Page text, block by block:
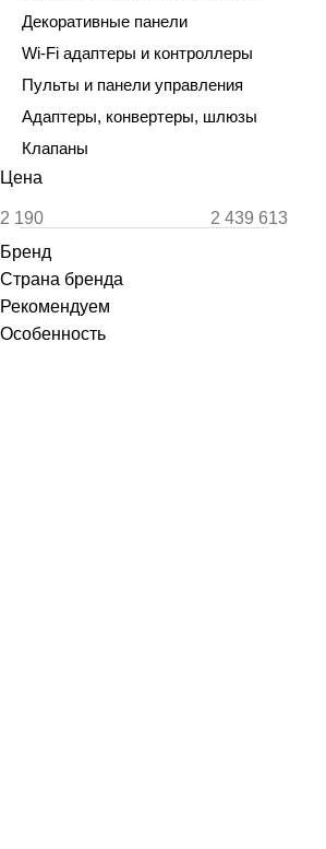
Декоративные панели
Wi-Fi адаптеры и контроллеры
Пульты и панели управления
Адаптеры, конвертеры, шлюзы
Клапаны
Цена
Бренд
Страна бренда
Рекомендуем
Особенность